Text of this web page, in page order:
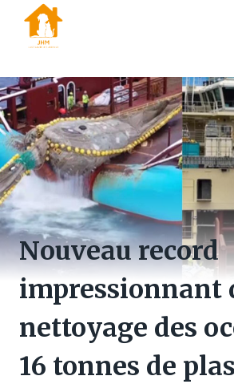
content
Nouveau record
impressionnant
nettoyage des
16 tonnes de